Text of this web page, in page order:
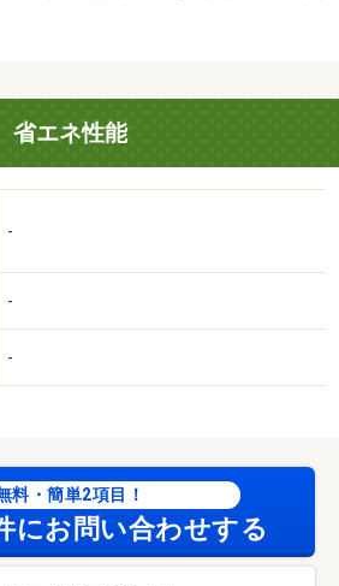
は０４７－７１１－１６７５まで
／月）・駐輪場：有/室内清掃費
電池（初回） 2750円
省エネ性能
-
-
-
料・簡単2項目！
にお問い合わせする